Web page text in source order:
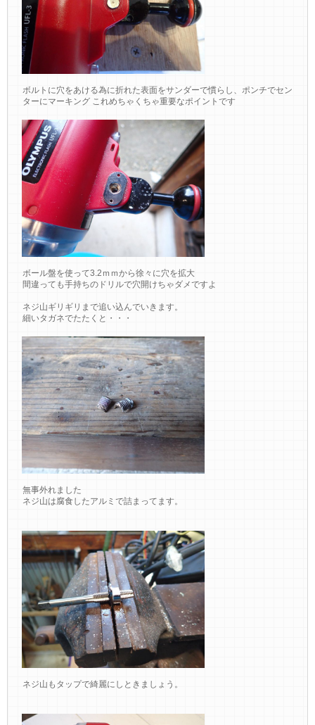
ボルトに穴をあける為に折れた表面をサンダーで慣らし、ポンチでセン
ターにマーキング これめちゃくちゃ重要なポイントです
ボール盤を使って3.2ｍｍから徐々に穴を拡大
間違っても手持ちのドリルで穴開けちゃダメですよ
ネジ山ギリギリまで追い込んでいきます。
細いタガネでたたくと・・・
無事外れました
ネジ山は腐食したアルミで詰まってます。
ネジ山もタップで綺麗にしときましょう。